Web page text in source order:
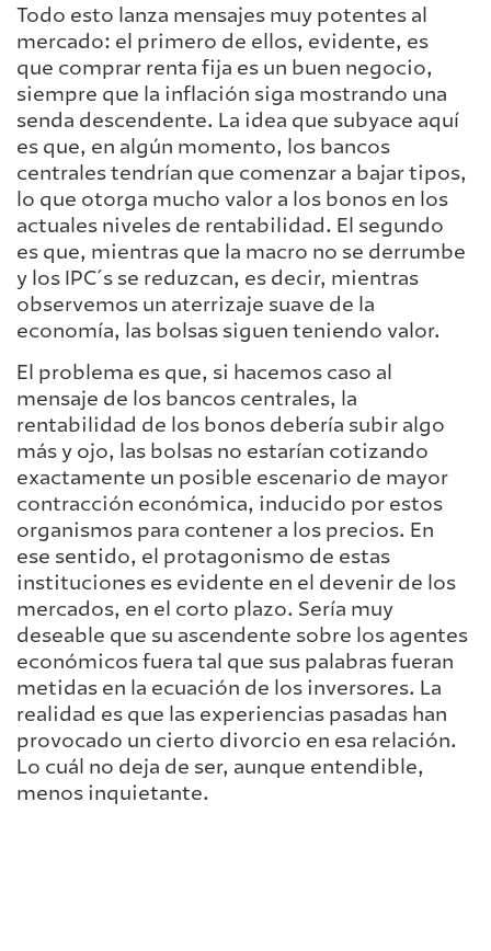
Todo esto lanza mensajes muy potentes al
mercado: el primero de ellos, evidente, es
que comprar renta fija es un buen negocio,
siempre que la inflación siga mostrando una
senda descendente. La idea que subyace aquí
es que, en algún momento, los bancos
centrales tendrían que comenzar a bajar tipos,
lo que otorga mucho valor a los bonos en los
actuales niveles de rentabilidad. El segundo
es que, mientras que la macro no se derrumbe
y los IPC´s se reduzcan, es decir, mientras
observemos un aterrizaje suave de la
economía, las bolsas siguen teniendo valor.
El problema es que, si hacemos caso al
mensaje de los bancos centrales, la
rentabilidad de los bonos debería subir algo
más y ojo, las bolsas no estarían cotizando
exactamente un posible escenario de mayor
contracción económica, inducido por estos
organismos para contener a los precios. En
ese sentido, el protagonismo de estas
instituciones es evidente en el devenir de los
mercados, en el corto plazo. Sería muy
deseable que su ascendente sobre los agentes
económicos fuera tal que sus palabras fueran
metidas en la ecuación de los inversores. La
realidad es que las experiencias pasadas han
provocado un cierto divorcio en esa relación.
Lo cuál no deja de ser, aunque entendible,
menos inquietante.